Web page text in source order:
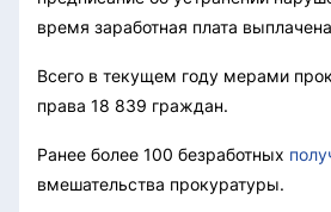
время заработная плата
Всего в текущем году мерами
права 18 839 граждан.
Ранее более 100 безработных
вмешательства прокуратуры.